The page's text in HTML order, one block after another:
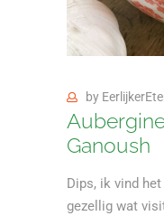
by
Ganoush
Dips, ik vind
gezellig wat